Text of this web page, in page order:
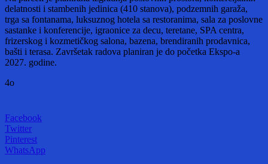
delatnosti i stambenih jedinica (410 stanova), podzemnih garaža,
trga sa fontanama, luksuznog hotela sa restoranima, sala za poslovne
sastanke i konferencije, igraonice za decu, teretane, SPA centra,
frizerskog i kozmetičkog salona, bazena, brendiranih prodavnica,
bašti i terasa. Završetak radova planiran je do početka Ekspo-a
2027. godine.
4o
Facebook
Twitter
Pinterest
WhatsApp